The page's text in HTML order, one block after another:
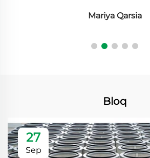
Mariya Qarsia
Bloq
27
Sep